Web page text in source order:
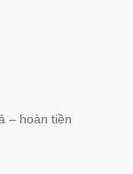
– hoàn tiền